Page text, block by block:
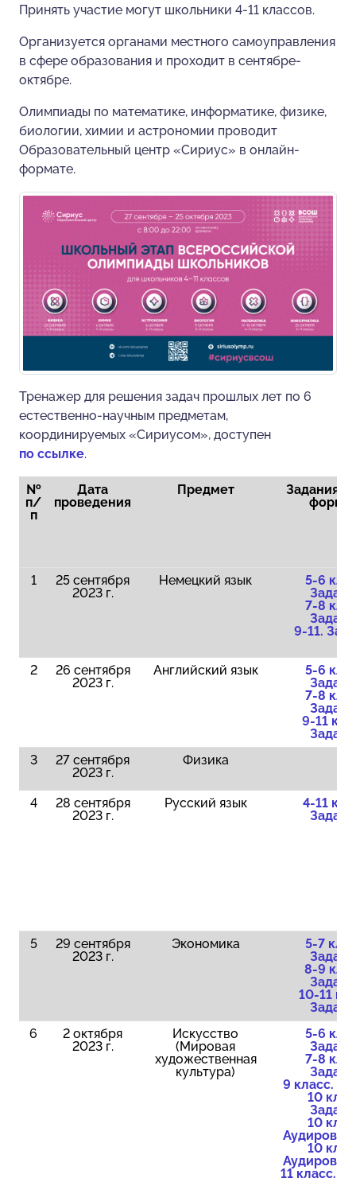
Принять участие могут школьники 4-11 классов.
Организуется органами местного самоуправления
в сфере образования и проходит в сентябре-
октябре.
Олимпиады по математике, информатике, физике,
биологии, химии и астрономии проводит
Образовательный центр «Сириус» в онлайн-
формате.
Тренажер для решения задач прошлых лет по 6
естественно-научным предметам,
координируемых «Сириусом», доступен
по ссылке.
№
п/
п
Дата
проведения
Предмет
Задания
1
25 сентября
2023 г.
Немецкий язык
5-6
7-8
9-11.
2
26 сентября
2023 г.
Английский язык
5-6
7-8
9-11
3
27 сентября
2023 г.
Физика
4
28 сентября
2023 г.
Русский язык
4-11
5
29 сентября
2023 г.
Экономика
5-7
8-9
10-11
6
2 октября
2023 г.
Искусство
(Мировая
художественная
культура)
5-6
7-8
9 класс.
10
10
10
11 класс.